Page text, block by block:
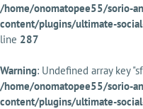
/home/onomatopee55/sorio-
content/plugins/ultimate-
line 287
Warning: Undefined array key
/home/onomatopee55/sorio-
content/plugins/ultimate-